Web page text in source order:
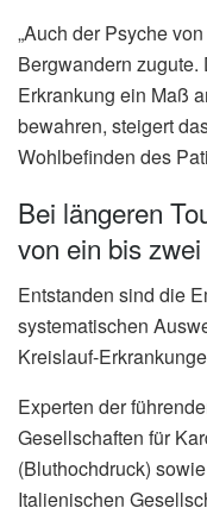
„Auch der Psyche
Bergwandern
Erkrankung ein Maß
bewahren, steigert
Wohlbefinden des
Bei längeren
von ein bis
Entstanden sind die
systematischen
Kreislauf-
Experten der
Gesellschaften für
(Bluthochdruck)
Italienischen